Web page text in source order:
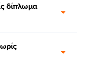
δίπλωμα